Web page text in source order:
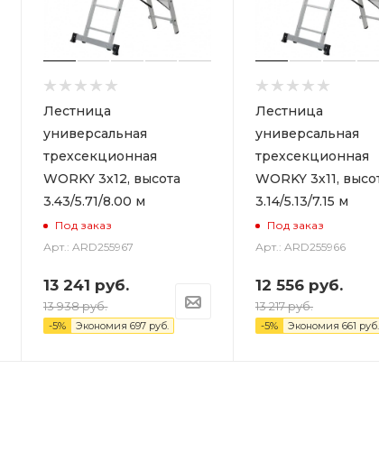
Лестница
универсальная
трехсекционная
WORKY 3х12, высота
3.43/5.71/8.00 м
Под заказ
Арт.: ARD255967
13 241 руб.
13 938руб.
-5% Экономия 697 руб.
Лестница
универсальная
трехсекционная
WORKY 3х11,
3.14/5.13/7.15 м
Под заказ
Арт.: ARD255966
12 556 руб.
13 217руб.
-5% Экономия 661 руб.